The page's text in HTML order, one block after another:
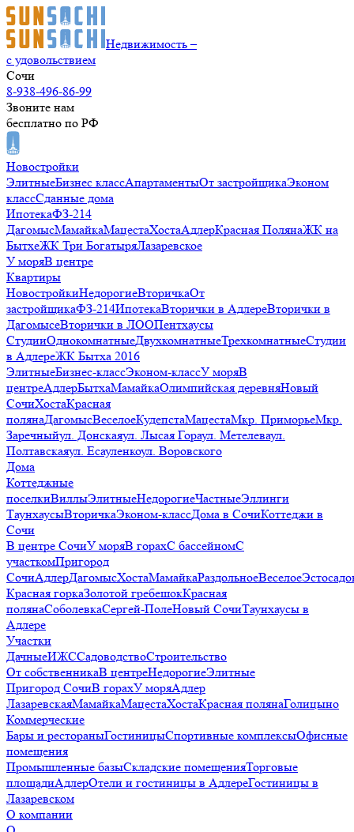
Недвижимость –
с удовольствием
Сочи
8-938-496-86-99
Звоните нам
бесплатно по РФ
Новостройки
ЭлитныеБизнес классАпартаментыОт застройщикаЭконом
классСданные дома
ИпотекаФЗ-214
ДагомысМамайкаМацестаХостаАдлерКрасная ПолянаЖК на
БытхеЖК Три БогатыряЛазаревское
У моряВ центре
Квартиры
НовостройкиНедорогиеВторичкаОт
застройщикаФЗ-214ИпотекаВторички в АдлереВторички в
ДагомысеВторички в ЛООПентхаусы
СтудииОднокомнатныеДвухкомнатныеТрехкомнатныеСтудии
в АдлереЖК Бытха 2016
ЭлитныеБизнес-классЭконом-классУ моряВ
центреАдлерБытхаМамайкаОлимпийская деревняНовый
СочиХостаКрасная
полянаДагомысВеселоеКудепстаМацестаМкр. ПриморьеМкр.
Заречныйул. Донскаяул. Лысая Гораул. Метелеваул.
Полтавскаяул. Есауленкоул. Воровского
Дома
Коттеджные
поселкиВиллыЭлитныеНедорогиеЧастныеЭллинги
ТаунхаусыВторичкаЭконом-классДома в СочиКоттеджи в
Сочи
В центре СочиУ моряВ горахС бассейномС
участкомПригород
СочиАдлерДагомысХостаМамайкаРаздольноеВеселое
Красная горкаЗолотой гребешокКрасная
полянаСоболевкаСергей-ПолеНовый СочиТаунхаусы в
Адлере
Участки
ДачныеИЖССадоводствоСтроительство
От собственникаВ центреНедорогиеЭлитные
Пригород СочиВ горахУ моряАдлер
ЛазаревскаяМамайкаМацестаХостаКрасная полянаГолицыно
Коммерческие
Бары и рестораныГостиницыСпортивные комплексыОфисные
помещения
Промышленные базыСкладские помещенияТорговые
площадиАдлерОтели и гостиницы в АдлереГостиницы в
Лазаревском
О компании